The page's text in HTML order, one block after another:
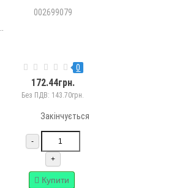
002699079
0
172.44грн.
Без ПДВ: 143.70грн.
Закінчується
-
+
Купити